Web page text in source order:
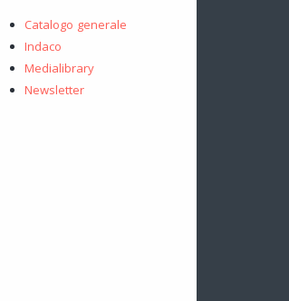
Catalogo generale
Indaco
Medialibrary
Newsletter